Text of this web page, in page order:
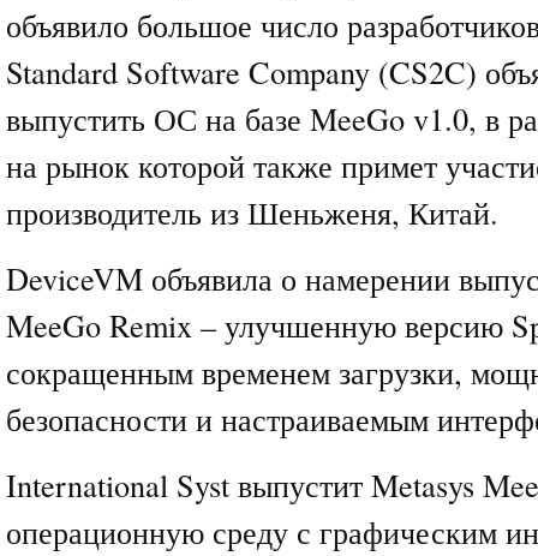
объявило большое число
Standard Software Company (CS2C)
выпустить ОС на базе MeeGo v1.0, в
на рынок которой также примет
производитель из Шеньженя, Китай.
DeviceVM объявила о намерении
MeeGo Remix – улучшенную версию
сокращенным временем загрузки,
безопасности и настраиваемым
International Syst выпустит Metasys
операционную среду с графическим